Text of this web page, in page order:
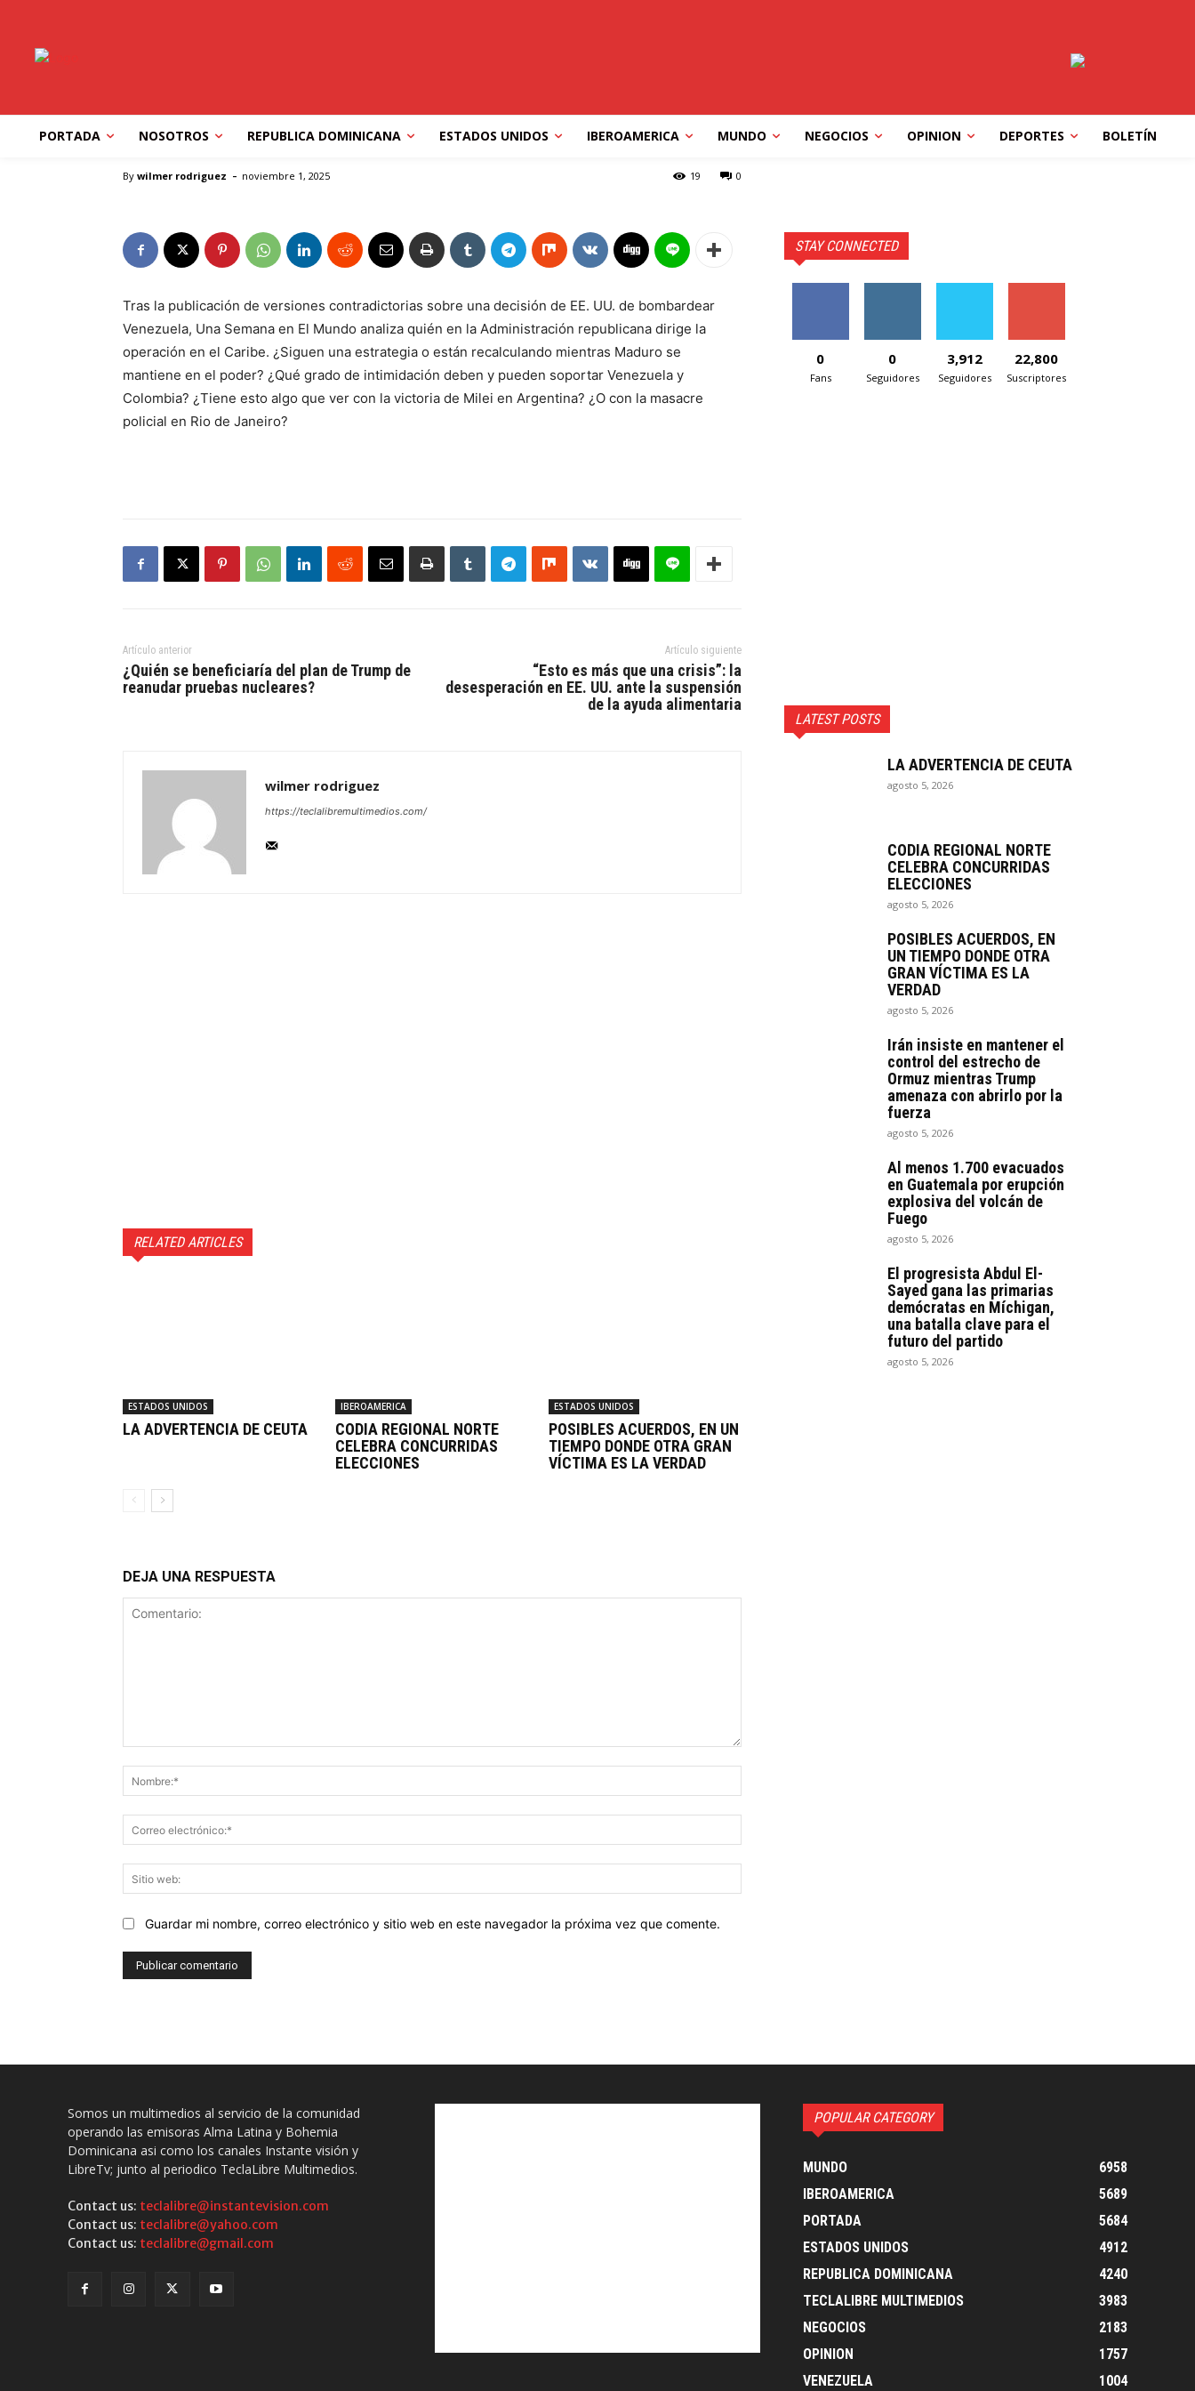
PORTADA NOSOTROS REPUBLICA DOMINICANA ESTADOS UNIDOS IBEROAMERICA MUNDO NEGOCIOS OPINION DEPORTES BOLETÍN
UU. en el Caribe?
By wilmer rodriguez - noviembre 1, 2025 0
19
Tras la publicación de versiones contradictorias sobre una decisión de EE. UU. de bombardear
Venezuela, Una Semana en El Mundo analiza quién en la Administración republicana dirige la
operación en el Caribe. ¿Siguen una estrategia o están recalculando mientras Maduro se
mantiene en el poder? ¿Qué grado de intimidación deben y pueden soportar Venezuela y
Colombia? ¿Tiene esto algo que ver con la victoria de Milei en Argentina? ¿O con la masacre
policial en Rio de Janeiro?
Artículo anterior
¿Quién se beneficiaría del plan de Trump de
reanudar pruebas nucleares?
Artículo siguiente
“Esto es más que una crisis”: la
desesperación en EE. UU. ante la suspensión
de la ayuda alimentaria
wilmer rodriguez
https://teclalibremultimedios.com/
RELATED ARTICLES
ESTADOS UNIDOS
LA ADVERTENCIA DE CEUTA
IBEROAMERICA
CODIA REGIONAL NORTE
CELEBRA CONCURRIDAS
ELECCIONES
ESTADOS UNIDOS
POSIBLES ACUERDOS, EN UN
TIEMPO DONDE OTRA GRAN
VÍCTIMA ES LA VERDAD
DEJA UNA RESPUESTA
electrónico:*
web:
Guardar mi nombre, correo electrónico y sitio web en este navegador la próxima vez que comente.
STAY CONNECTED
0
Fans
0
Seguidores
3,912
Seguidores
22,800
Suscriptores
LATEST POSTS
LA ADVERTENCIA DE CEUTA
agosto 5, 2026
CODIA REGIONAL NORTE
CELEBRA CONCURRIDAS
ELECCIONES
agosto 5, 2026
POSIBLES ACUERDOS, EN
UN TIEMPO DONDE OTRA
GRAN VÍCTIMA ES LA
VERDAD
agosto 5, 2026
Irán insiste en mantener el
control del estrecho de
Ormuz mientras Trump
amenaza con abrirlo por la
fuerza
agosto 5, 2026
Al menos 1.700 evacuados
en Guatemala por erupción
explosiva del volcán de
Fuego
agosto 5, 2026
El progresista Abdul El-
Sayed gana las primarias
demócratas en Míchigan,
una batalla clave para el
futuro del partido
agosto 5, 2026
Somos un multimedios al servicio de la comunidad
operando las emisoras Alma Latina y Bohemia
Dominicana asi como los canales Instante visión y
LibreTv; junto al periodico TeclaLibre Multimedios.
Contact us: teclalibre@instantevision.com
Contact us: teclalibre@yahoo.com
Contact us: teclalibre@gmail.com
POPULAR CATEGORY
MUNDO
6958
IBEROAMERICA
5689
PORTADA
5684
ESTADOS UNIDOS
4912
REPUBLICA DOMINICANA
4240
TECLALIBRE MULTIMEDIOS
3983
NEGOCIOS
2183
OPINION
1757
VENEZUELA
1004